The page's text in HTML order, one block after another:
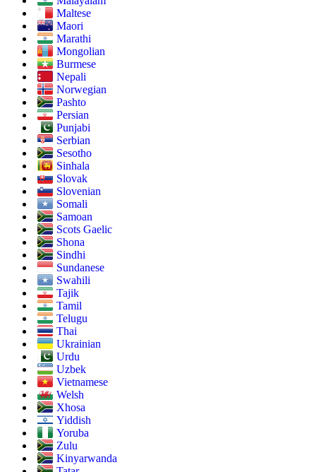
Maltese
Maori
Marathi
Mongolian
Burmese
Nepali
Norwegian
Pashto
Persian
Punjabi
Serbian
Sesotho
Sinhala
Slovak
Slovenian
Somali
Samoan
Scots Gaelic
Shona
Sindhi
Sundanese
Swahili
Tajik
Tamil
Telugu
Thai
Ukrainian
Urdu
Uzbek
Vietnamese
Welsh
Xhosa
Yiddish
Yoruba
Zulu
Kinyarwanda